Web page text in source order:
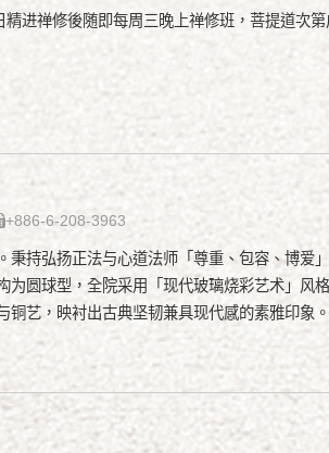
进禅修後随即每周三晚上禅修班，菩提道次
+886-6-208-3963
持弘扬正法与心道法师「尊重、包容、博爱
圆球型，全院采用「现代玻璃烧彩艺术」风
艺，映衬出古典坚韧兼具现代感的素雅印象。